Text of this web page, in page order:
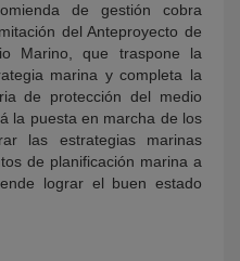
de gestión cobra
del Anteproyecto de
Marino, que traspone la
marina y completa la
de protección del medio
la puesta en marcha de los
las estrategias marinas
de planificación marina a
lograr el buen estado